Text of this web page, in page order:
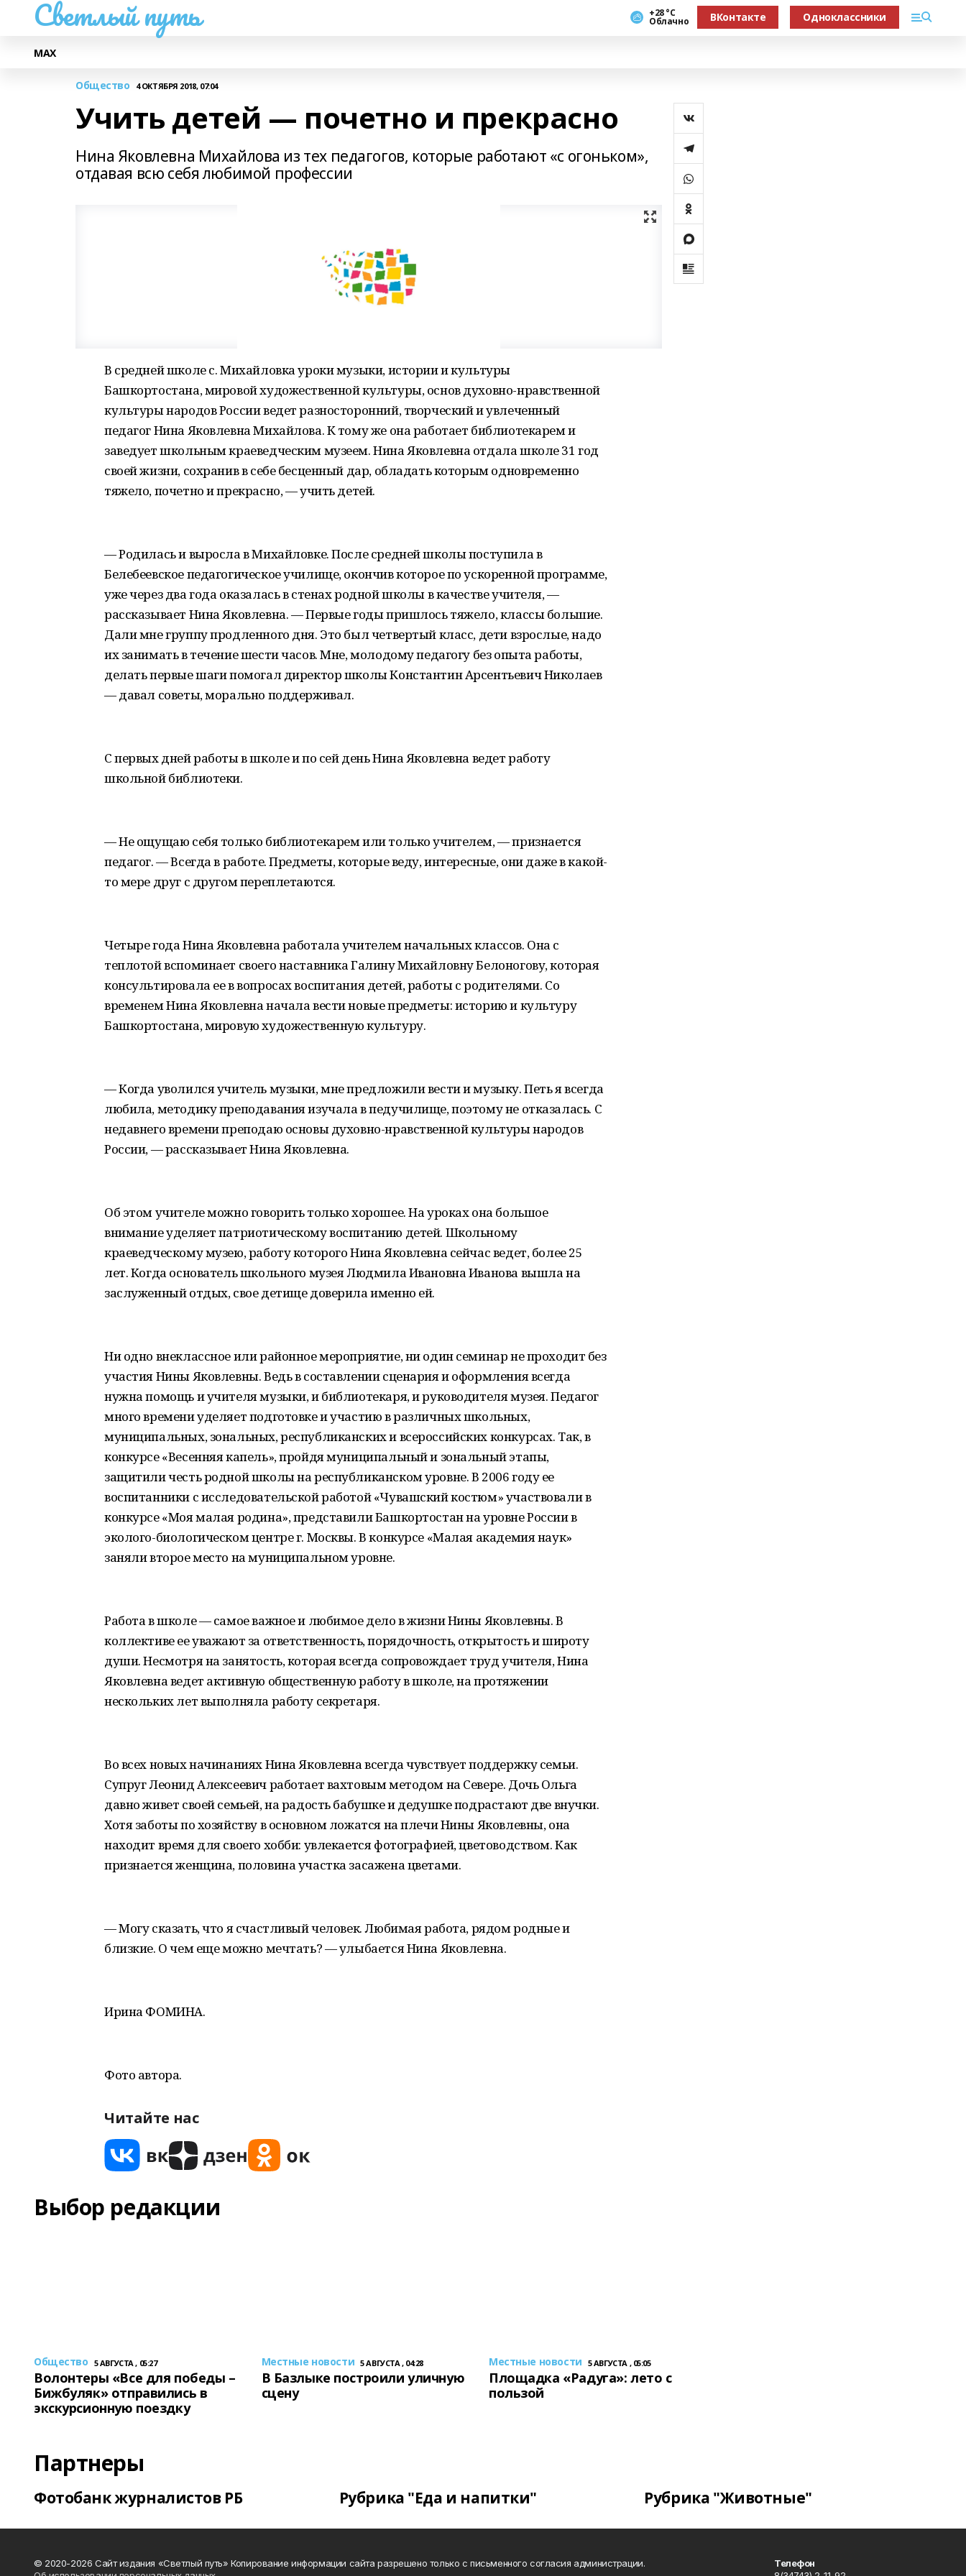
Светлый путь +28 °С
Облачно ВКонтакте Одноклассники
МАХ
Общество 4 ОКТЯБРЯ 2018, 07:04
Учить детей — почетно и прекрасно
Нина Яковлевна Михайлова из тех педагогов, которые работают «с огоньком»,
отдавая всю себя любимой профессии
В средней школе с. Михайловка уроки музыки, истории и культуры
Башкортостана, мировой художественной культуры, основ духовно-нравственной
культуры народов России ведет разносторонний, творческий и увлеченный
педагог Нина Яковлевна Михайлова. К тому же она работает библиотекарем и
заведует школьным краеведческим музеем. Нина Яковлевна отдала школе 31 год
своей жизни, сохранив в себе бесценный дар, обладать которым одновременно
тяжело, почетно и прекрасно, — учить детей.
— Родилась и выросла в Михайловке. После средней школы поступила в
Белебеевское педагогическое училище, окончив которое по ускоренной программе,
уже через два года оказалась в стенах родной школы в качестве учителя, —
рассказывает Нина Яковлевна. — Первые годы пришлось тяжело, классы большие.
Дали мне группу продленного дня. Это был четвертый класс, дети взрослые, надо
их занимать в течение шести часов. Мне, молодому педагогу без опыта работы,
делать первые шаги помогал директор школы Константин Арсентьевич Николаев
— давал советы, морально поддерживал.
С первых дней работы в школе и по сей день Нина Яковлевна ведет работу
школьной библиотеки.
— Не ощущаю себя только библиотекарем или только учителем, — признается
педагог. — Всегда в работе. Предметы, которые веду, интересные, они даже в какой-
то мере друг с другом переплетаются.
Четыре года Нина Яковлевна работала учителем начальных классов. Она с
теплотой вспоминает своего наставника Галину Михайловну Белоногову, которая
консультировала ее в вопросах воспитания детей, работы с родителями. Со
временем Нина Яковлевна начала вести новые предметы: историю и культуру
Башкортостана, мировую художественную культуру.
— Когда уволился учитель музыки, мне предложили вести и музыку. Петь я всегда
любила, методику преподавания изучала в педучилище, поэтому не отказалась. С
недавнего времени преподаю основы духовно-нравственной культуры народов
России, — рассказывает Нина Яковлевна.
Об этом учителе можно говорить только хорошее. На уроках она большое
внимание уделяет патриотическому воспитанию детей. Школьному
краеведческому музею, работу которого Нина Яковлевна сейчас ведет, более 25
лет. Когда основатель школьного музея Людмила Ивановна Иванова вышла на
заслуженный отдых, свое детище доверила именно ей.
Ни одно внеклассное или районное мероприятие, ни один семинар не проходит без
участия Нины Яковлевны. Ведь в составлении сценария и оформления всегда
нужна помощь и учителя музыки, и библиотекаря, и руководителя музея. Педагог
много времени уделяет подготовке и участию в различных школьных,
муниципальных, зональных, республиканских и всероссийских конкурсах. Так, в
конкурсе «Весенняя капель», пройдя муниципальный и зональный этапы,
защитили честь родной школы на республиканском уровне. В 2006 году ее
воспитанники с исследовательской работой «Чувашский костюм» участвовали в
конкурсе «Моя малая родина», представили Башкортостан на уровне России в
эколого-биологическом центре г. Москвы. В конкурсе «Малая академия наук»
заняли второе место на муниципальном уровне.
Работа в школе — самое важное и любимое дело в жизни Нины Яковлевны. В
коллективе ее уважают за ответственность, порядочность, открытость и широту
души. Несмотря на занятость, которая всегда сопровождает труд учителя, Нина
Яковлевна ведет активную общественную работу в школе, на протяжении
нескольких лет выполняла работу секретаря.
Во всех новых начинаниях Нина Яковлевна всегда чувствует поддержку семьи.
Супруг Леонид Алексеевич работает вахтовым методом на Севере. Дочь Ольга
давно живет своей семьей, на радость бабушке и дедушке подрастают две внучки.
Хотя заботы по хозяйству в основном ложатся на плечи Нины Яковлевны, она
находит время для своего хобби: увлекается фотографией, цветоводством. Как
признается женщина, половина участка засажена цветами.
— Могу сказать, что я счастливый человек. Любимая работа, рядом родные и
близкие. О чем еще можно мечтать? — улыбается Нина Яковлевна.
Ирина ФОМИНА.
Фото автора.
Читайте нас
Выбор редакции
Общество 5 АВГУСТА , 05:27
Волонтеры «Все для победы –
Бижбуляк» отправились в
экскурсионную поездку
Местные новости 5 АВГУСТА , 04:28
В Базлыке построили уличную
сцену
Местные новости 5 АВГУСТА , 05:05
Площадка «Радуга»: лето с
пользой
Партнеры
Фотобанк журналистов РБ Рубрика "Еда и напитки" Рубрика "Животные"
© 2020-2026 Сайт издания «Светлый путь» Копирование информации сайта разрешено только с письменного согласия администрации.
Телефон